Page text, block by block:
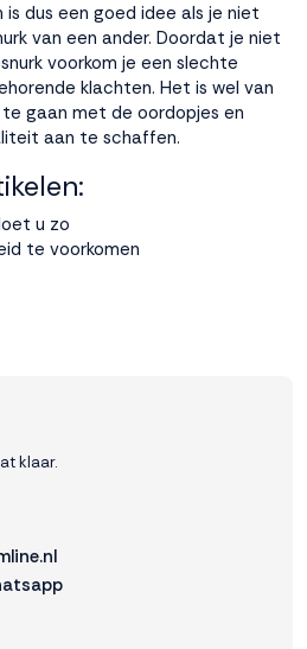
dus een goed idee als je niet
van een ander. Doordat je niet
voorkom je een slechte
klachten. Het is wel van
gaan met de oordopjes en
aan te schaffen.
u zo
te voorkomen
klaar.